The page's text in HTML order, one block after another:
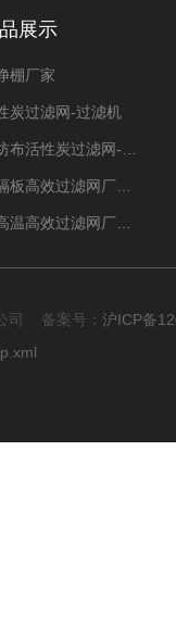
展示
棚厂家
炭过滤网-过滤机
司 备案号： 沪ICP备